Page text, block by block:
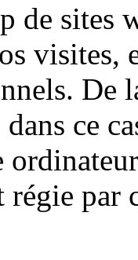
de sites
visites,
ce
par